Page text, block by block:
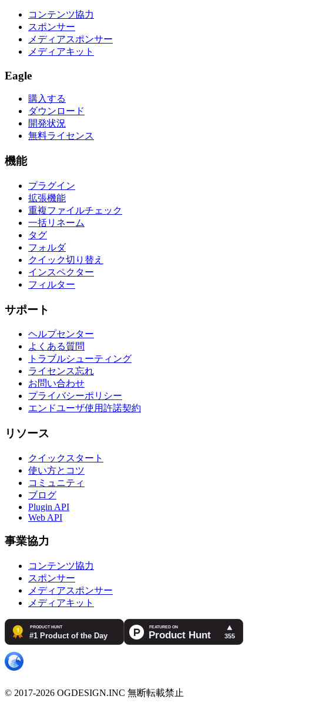
コンテンツ協力
スポンサー
メディアスポンサー
メディアキット
Eagle
購入する
ダウンロード
開発状況
無料ライセンス
機能
プラグイン
拡張機能
重複ファイルチェック
一括リネーム
タグ
フォルダ
クイック切り替え
インスペクター
フィルター
サポート
ヘルプセンター
よくある質問
トラブルシューティング
ライセンス忘れ
お問い合わせ
プライバシーポリシー
エンドユーザ使用許諾契約
リソース
クイックスタート
使い方とコツ
コミュニティ
ブログ
Plugin API
Web API
事業協力
コンテンツ協力
スポンサー
メディアスポンサー
メディアキット
© 2017-2026 OGDESIGN.INC 無断転載禁止